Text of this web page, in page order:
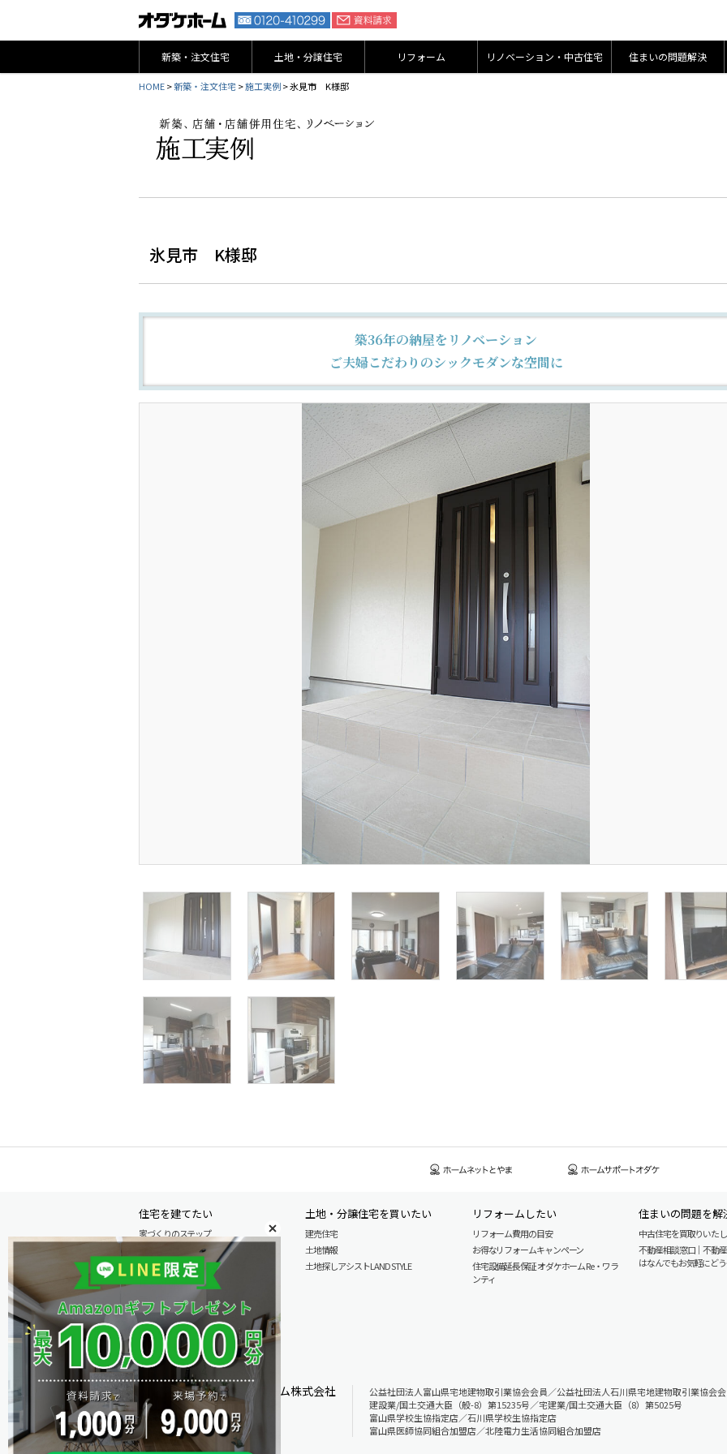
新築・注文住宅 土地・分譲住宅 リフォーム リノベーション・中古住宅 住まいの問題解決
HOME>新築・注文住宅 >施工実例> 氷見市 K様邸
氷見市 K様邸
築36年の納屋をリノベーション
ご夫婦こだわりのシックモダンな空間に
住宅を建てたい
家づくりのステップ
自由設計注文住宅
木の特性を活かした北陸の家づくり
住宅の性能
安心のアフターサービス
商品情報
施工実例
モデル分譲住宅情報
土地・分譲住宅を買いたい
建売住宅
土地情報
土地探しアシスト LAND STYLE
リフォームしたい
リフォーム費用の目安
お得なリフォームキャンペーン
住宅設備延長保証 オダケホーム Re・ワラ
ンティ
住まいの問題を解
中古住宅を買取りいた
不動産相談窓口｜不動
はなんでもお気軽にどう
オダケホーム株式会社
公益社団法人富山県宅地建物取引業協会会員／公益社団法人石川県宅地建物取引業協会
建設業/国土交通大臣（般-8）第15235号／宅建業/国土交通大臣（8）第5025号
富山県学校生協指定店／石川県学校生協指定店
富山県医師協同組合加盟店／北陸電力生活協同組合加盟店